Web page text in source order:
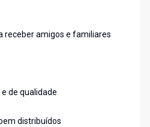
receber amigos e familiares
de qualidade
distribuídos